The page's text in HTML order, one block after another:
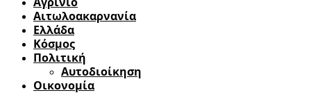
Αιτωλοακαρνανία
Ελλάδα
Κόσμος
Πολιτική
Αυτοδιοίκηση
Οικονομία